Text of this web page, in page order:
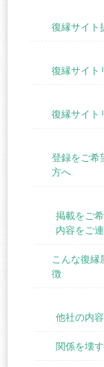
復縁サイト
復縁サイト
復縁サイト
登録をご希
方へ
掲載をご
内容をご
こんな復縁
徴
他社の内
関係を壊